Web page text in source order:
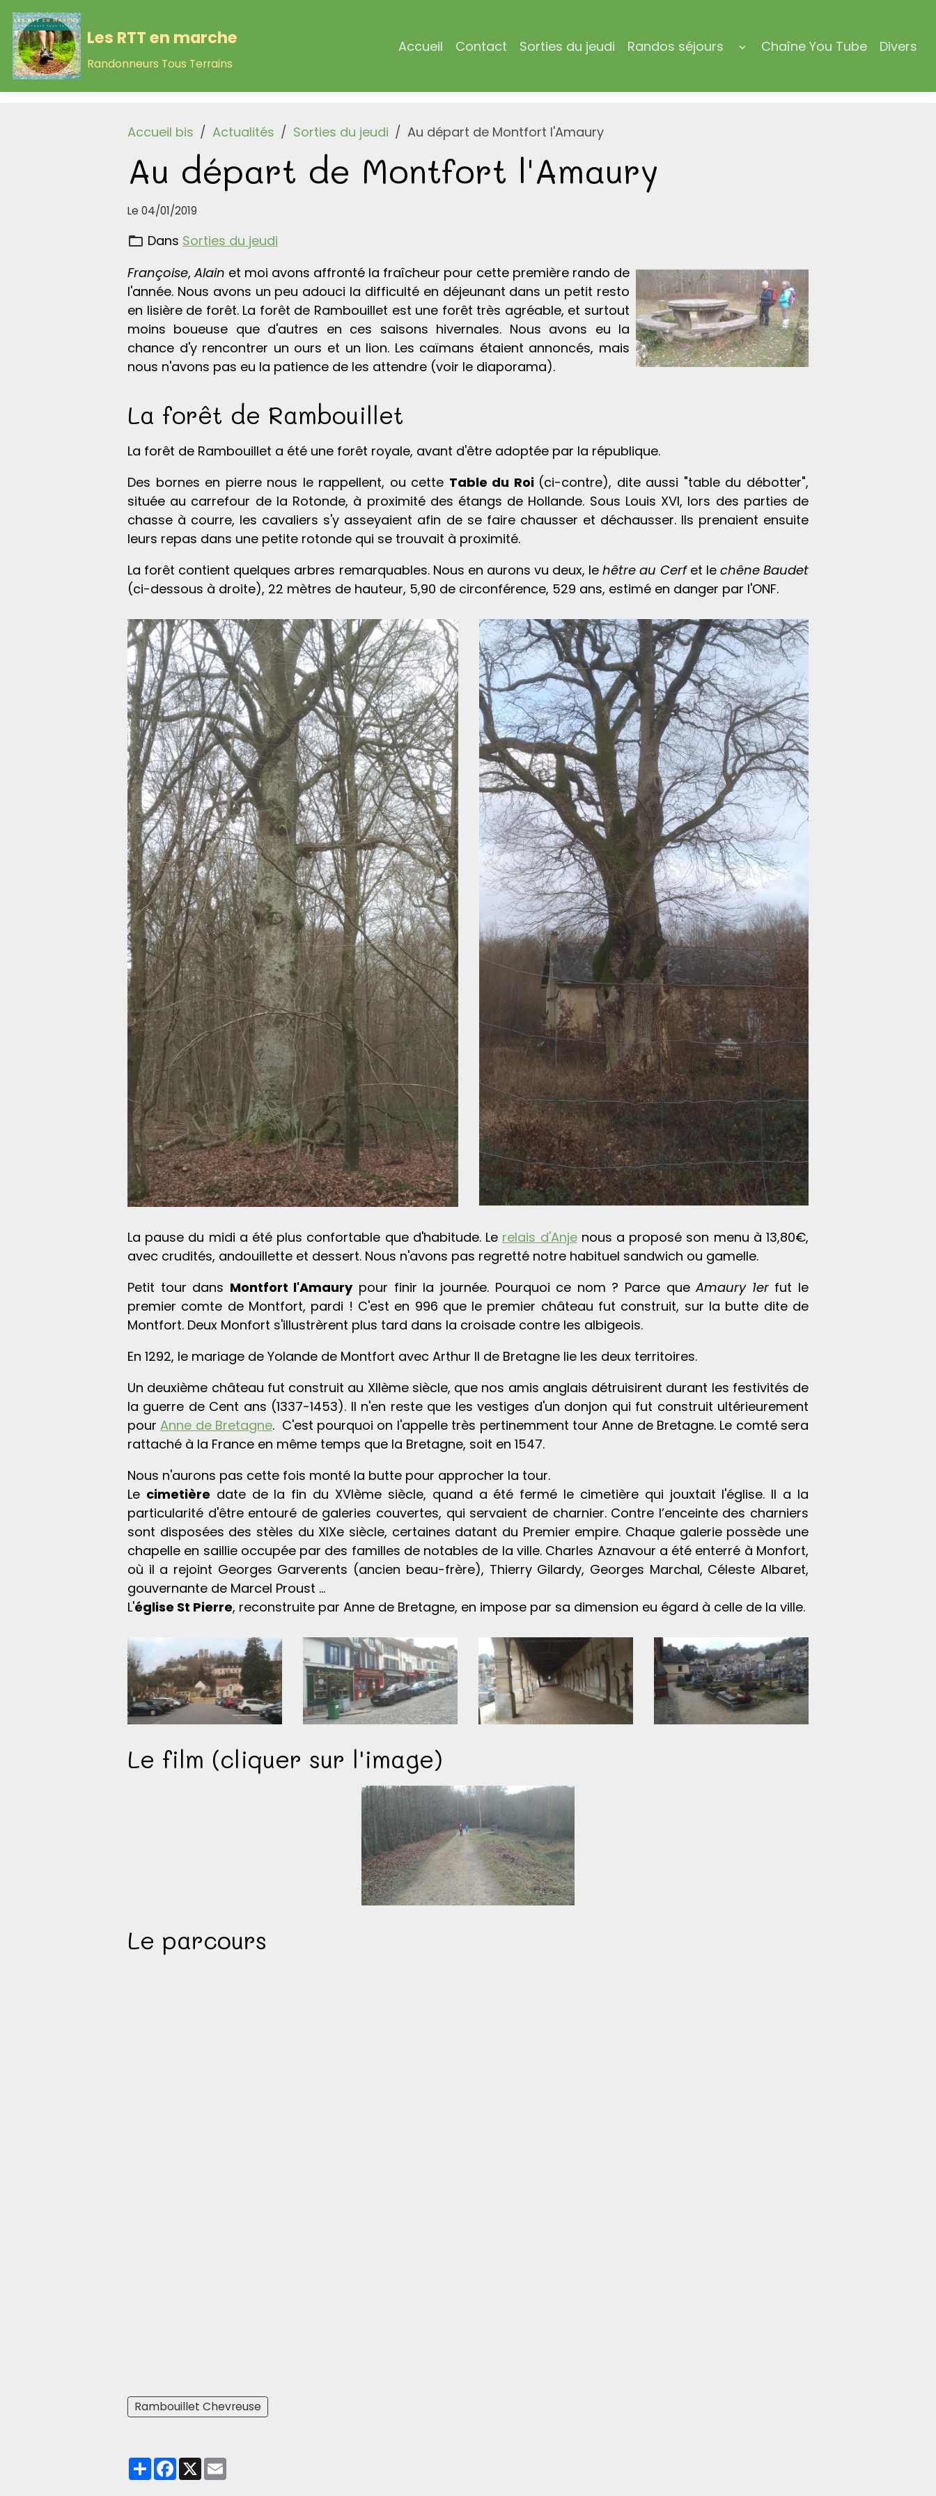
Les RTT en marche
Randonneurs Tous Terrains
Accueil Contact Sorties du jeudi Randos séjours Chaîne You Tube Divers
Accueil bis Actualités Sorties du jeudi Au départ de Montfort l'Amaury
Au départ de Montfort l'Amaury
Le 04/01/2019
Dans Sorties du jeudi
Françoise,Alain et moi avons affronté la fraîcheur pour cette première rando de
l'année. Nous avons un peu adouci la difficulté en déjeunant dans un petit resto
en lisière de forêt. La forêt de Rambouillet est une forêt très agréable, et surtout
moins boueuse que d'autres en ces saisons hivernales. Nous avons eu la
chance d'y rencontrer un ours et un lion. Les caïmans étaient annoncés, mais
nous n'avons pas eu la patience de les attendre (voir le diaporama).
La forêt de Rambouillet
La forêt de Rambouillet a été une forêt royale, avant d'être adoptée par la république.
Des bornes en pierre nous le rappellent, ou cette Table du Roi (ci-contre), dite aussi "table du débotter",
située au carrefour de la Rotonde, à proximité des étangs de Hollande. Sous Louis XVI, lors des parties de
chasse à courre, les cavaliers s'y asseyaient afin de se faire chausser et déchausser. Ils prenaient ensuite
leurs repas dans une petite rotonde qui se trouvait à proximité.
La forêt contient quelques arbres remarquables. Nous en aurons vu deux, lehêtre au Cerfet le chêne Baudet
(ci-dessous à droite), 22 mètres de hauteur, 5,90 de circonférence, 529 ans, estimé en danger par l'ONF.
La pause du midi a été plus confortable que d'habitude. Le relais d'Anjenous a proposé son menu à 13,80€,
avec crudités, andouillette et dessert. Nous n'avons pas regretté notre habituel sandwich ou gamelle.
Petit tour dans Montfort l'Amaurypour finir la journée. Pourquoi ce nom ? Parce queAmaury 1erfut le
premier comte de Montfort, pardi ! C'est en 996 que le premier château fut construit, sur la butte dite de
Montfort. Deux Monfort s'illustrèrent plus tard dans la croisade contre les albigeois.
En 1292, le mariage de Yolande de Montfort avec Arthur II de Bretagne lie les deux territoires.
Un deuxième château fut construit au XIIème siècle, que nos amis anglais détruisirent durant les festivités de
la guerre de Cent ans (1337-1453). Il n'en reste que les vestiges d'un donjon qui fut construit ultérieurement
pourAnne de Bretagne. C'est pourquoi on l'appelle très pertinemment tour Anne de Bretagne. Le comté sera
rattaché à la France en même temps que la Bretagne, soit en 1547.
Nous n'aurons pas cette fois monté la butte pour approcher la tour.
Le cimetière date de la fin du XVIème siècle, quand a été fermé le cimetière qui jouxtait l'église. Il a la
particularité d'être entouré de galeries couvertes, qui servaient de charnier. Contre l’enceinte des charniers
sont disposées des stèles du XIXe siècle, certaines datant du Premier empire. Chaque galerie possède une
chapelle en saillie occupée par des familles de notables de la ville. Charles Aznavour a été enterré à Monfort,
où il a rejoint Georges Garverents (ancien beau-frère), Thierry Gilardy, Georges Marchal, Céleste Albaret,
gouvernante de Marcel Proust ...
L'église St Pierre, reconstruite par Anne de Bretagne, en impose par sa dimension eu égard à celle de la ville.
Le film (cliquer sur l'image)
Le parcours
Rambouillet Chevreuse
Partager
Facebook
X